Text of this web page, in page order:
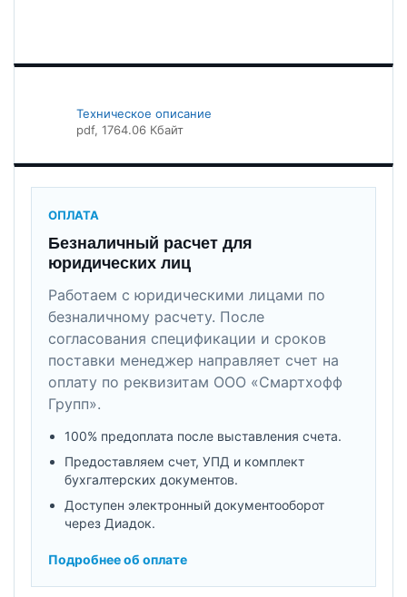
Техническое описание
pdf, 1764.06 Кбайт
ОПЛАТА
Безналичный расчет для
юридических лиц
Работаем с юридическими лицами по
безналичному расчету. После
согласования спецификации и сроков
поставки менеджер направляет счет на
оплату по реквизитам ООО «Смартхофф
Групп».
100% предоплата после выставления счета.
Предоставляем счет, УПД и комплект
бухгалтерских документов.
Доступен электронный документооборот
через Диадок.
Подробнее об оплате